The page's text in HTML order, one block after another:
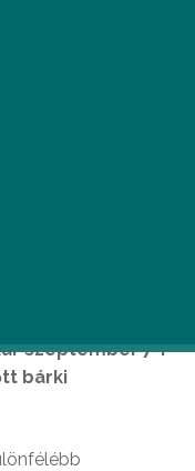
szeptember 7-i
bárki